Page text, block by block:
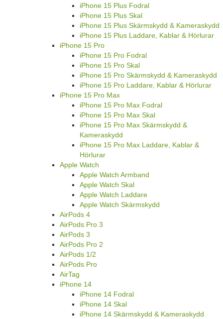
iPhone 15 Plus Fodral
iPhone 15 Plus Skal
iPhone 15 Plus Skärmskydd & Kameraskydd
iPhone 15 Plus Laddare, Kablar & Hörlurar
iPhone 15 Pro
iPhone 15 Pro Fodral
iPhone 15 Pro Skal
iPhone 15 Pro Skärmskydd & Kameraskydd
iPhone 15 Pro Laddare, Kablar & Hörlurar
iPhone 15 Pro Max
iPhone 15 Pro Max Fodral
iPhone 15 Pro Max Skal
iPhone 15 Pro Max Skärmskydd &
Kameraskydd
iPhone 15 Pro Max Laddare, Kablar &
Hörlurar
Apple Watch
Apple Watch Armband
Apple Watch Skal
Apple Watch Laddare
Apple Watch Skärmskydd
AirPods 4
AirPods Pro 3
AirPods 3
AirPods Pro 2
AirPods 1/2
AirPods Pro
AirTag
iPhone 14
iPhone 14 Fodral
iPhone 14 Skal
iPhone 14 Skärmskydd & Kameraskydd